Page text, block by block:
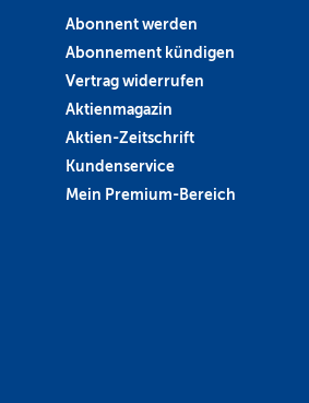
Abonnent werden
Abonnement kündigen
Vertrag widerrufen
Aktienmagazin
Aktien-Zeitschrift
Kundenservice
Mein Premium-Bereich